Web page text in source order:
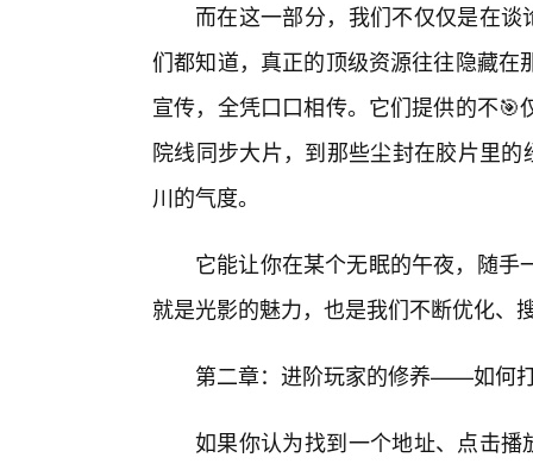
而在这一部分，我们不仅仅是在谈
们都知道，真正的顶级资源往往隐藏
宣传，全凭口口相传。它们提供的不
院线同步大片，到那些尘封在胶片里
川的气度。
它能让你在某个无眠的午夜，随
就是光影的魅力，也是我们不断优化、
第二章：进阶玩家的修养——如何
如果你认为找到一个地址、点击播